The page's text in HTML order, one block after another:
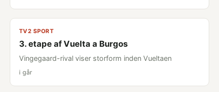
TV2 SPORT
3. etape af Vuelta a Burgos
Vingegaard-rival viser storform inden Vueltaen
i går